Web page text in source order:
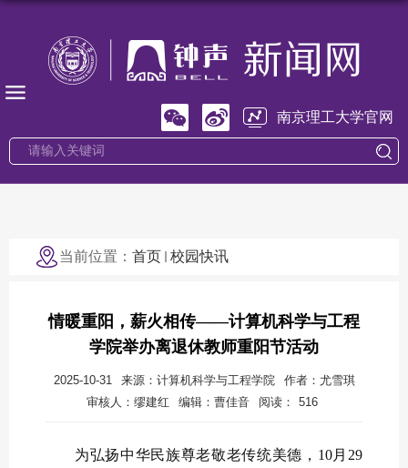
南京理工大学官网
当前位置： 首页 校园快讯
情暖重阳，薪火相传——计算机科学与工程
学院举办离退休教师重阳节活动
2025-10-31 来源：计算机科学与工程学院
作者：尤雪琪
审核人：缪建红
编辑：曹佳音 阅读： 516
为弘扬中华民族尊老敬老传统美德，10月29